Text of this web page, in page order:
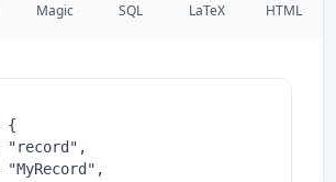
Magic SQL LaTeX HTML